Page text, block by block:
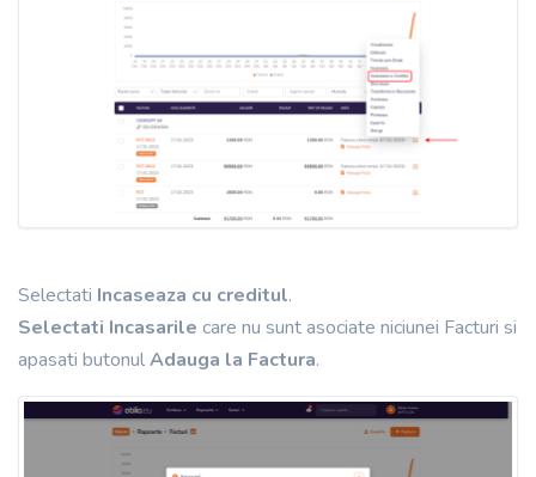
Selectati Incaseaza cu creditul.
Selectati Incasarile care nu sunt asociate niciunei Facturi si
apasati butonulAdauga la Factura.